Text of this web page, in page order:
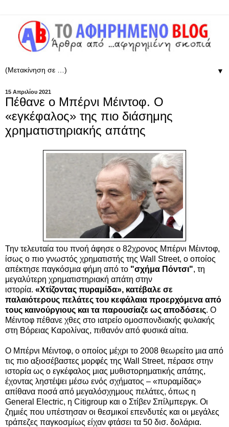
▼
15 Απριλίου 2021
Πέθανε ο Μπέρνι Μέιντοφ. Ο
«εγκέφαλος» της πιο διάσημης
χρηματιστηριακής απάτης
Την τελευταία του πνοή άφησε ο 82χρονος Μπέρνι Μέιντοφ,
ίσως ο πιο γνωστός χρηματιστής της Wall Street, ο οποίος
απέκτησε παγκόσμια φήμη από το "σχήμα Πόντσι", τη
μεγαλύτερη χρηματιστηριακή απάτη στην
ιστορία. «Χτίζοντας πυραμίδα», κατέβαλε σε
παλαιότερους πελάτες του κεφάλαια προερχόμενα από
τους καινούργιους και τα παρουσίαζε ως αποδόσεις. Ο
Μέιντοφ πέθανε χθες στο ιατρείο ομοσπονδιακής φυλακής
στη Βόρειας Καρολίνας, πιθανόν από φυσικά αίτια.
Ο Μπέρνι Μέιντοφ, ο οποίος μέχρι το 2008 θεωρείτο μια από
τις πιο αξιοσέβαστες μορφές της Wall Street, πέρασε στην
ιστορία ως ο εγκέφαλος μιας μυθιστορηματικής απάτης,
έχοντας ληστέψει μέσω ενός σχήματος – «πυραμίδας»
απίθανα ποσά από μεγαλόσχημους πελάτες, όπως η
General Electric, η Citigroup και ο Στίβεν Σπίλμπεργκ. Οι
ζημιές που υπέστησαν οι θεσμικοί επενδυτές και οι μεγάλες
τράπεζες παγκοσμίως είχαν φτάσει τα 50 δισ. δολάρια.